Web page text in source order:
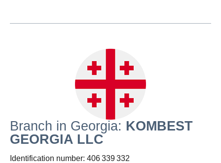
Branch in Georgia: KOMBEST
GEORGIA LLC
Identification number: 406 339 332